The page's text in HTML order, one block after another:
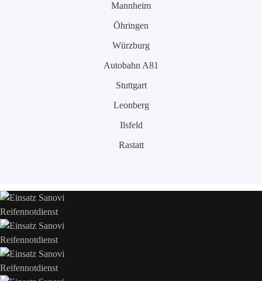
Mannheim
Öhringen
Würzburg
Autobahn A81
Stuttgart
Leonberg
Ilsfeld
Rastatt